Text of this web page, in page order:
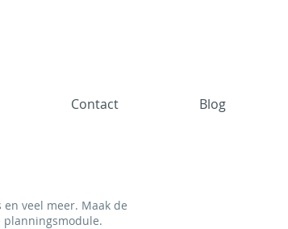
Contact Blog
veel meer. Maak de
planningsmodule.